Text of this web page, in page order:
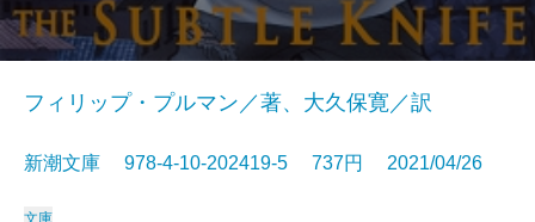
フィリップ・プルマン／著、大久保寛／訳
新潮文庫 978-4-10-202419-5 737円 2021/04/26
文庫